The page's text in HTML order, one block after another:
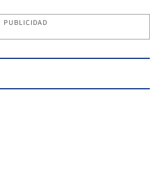
PUBLICIDAD